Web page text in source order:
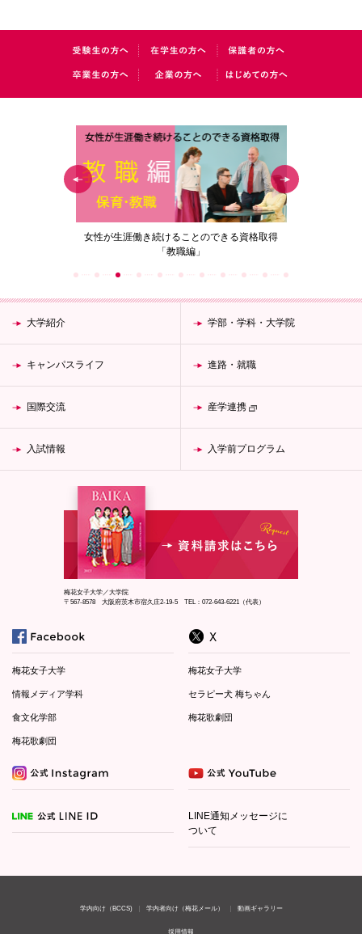
女性が生涯働き続けることのできる資格取得
「教職編」
大学紹介 学部・学科・大学院
キャンパスライフ 進路・就職
国際交流 産学連携
入試情報 入学前プログラム
梅花女子大学／大学院
〒567-8578 大阪府茨木市宿久庄2-19-5 TEL：072-643-6221（代表）
梅花女子大学
情報メディア学科
食文化学部
梅花歌劇団
梅花女子大学
セラピー犬 梅ちゃん
梅花歌劇団
LINE通知メッセージに
ついて
学内向け（BCCS) 学内者向け（梅花メール） 動画ギャラリー
採用情報